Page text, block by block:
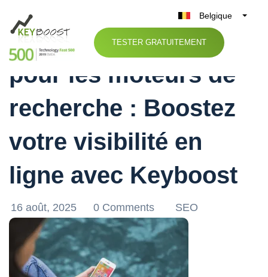
Belgique
België
Nederland
UK
TESTER GRATUITEMENT
Optimisation avancée
pour les moteurs de
recherche : Boostez
votre visibilité en
ligne avec Keyboost
16 août, 2025 0 Comments SEO